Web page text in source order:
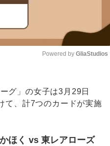
Powered by GliaStudios
グ」の女子は3月29日
て、計7つのカードが実施
ほく vs 東レアローズ